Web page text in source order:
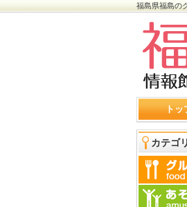
福島県福島の
トッ
カテゴ